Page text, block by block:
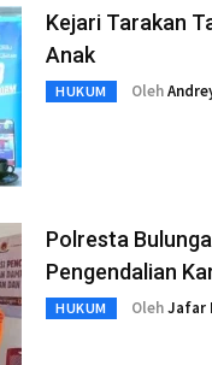
Kejari Tarakan
Anak
HUKUM Oleh
Polresta
Pengendalian
HUKUM OlehJafar